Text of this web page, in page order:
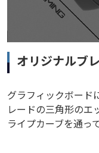
オリジナルブ
グラフィックボード
レードの三角形のエ
ライプカーブを通っ